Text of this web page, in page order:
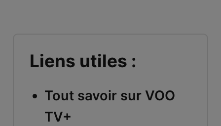
Liens utiles :
Tout savoir sur VOO
TV+